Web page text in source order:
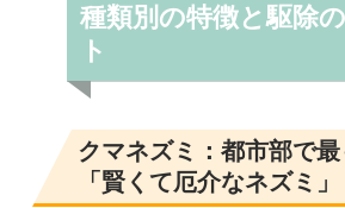
種類別の特徴と駆除
ト
クマネズミ：都市部で
「賢くて厄介なネズミ」